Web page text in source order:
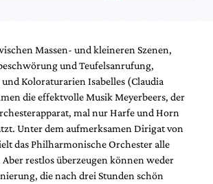
Massen- und kleineren Szenen,
und Teufelsanrufung,
Koloraturarien Isabelles (Claudia
die effektvolle Musik Meyerbeers, der
mal nur Harfe und Horn
Unter dem aufmerksamen Dirigat von
das Philharmonische Orchester alle
Aber restlos überzeugen können weder
die nach drei Stunden schön